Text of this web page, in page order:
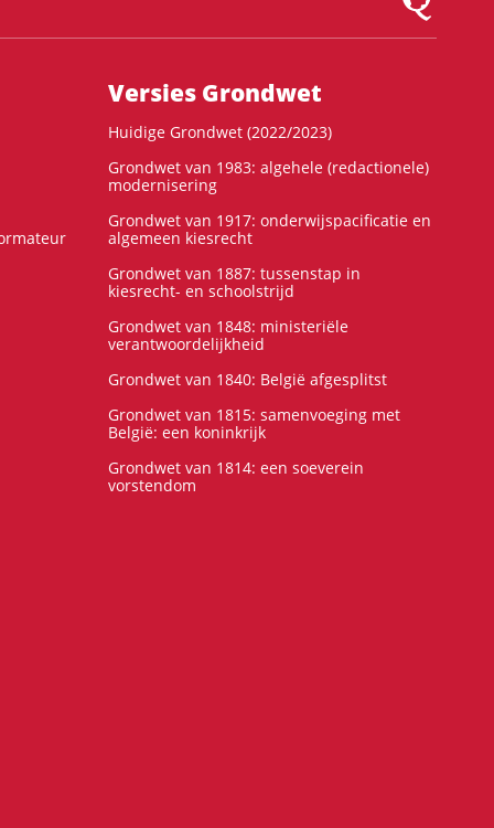
Versies Grondwet
Huidige Grondwet (2022/2023)
Grondwet van 1983: algehele (redactionele)
modernisering
Grondwet van 1917: onderwijspacificatie en
algemeen kiesrecht
Grondwet van 1887: tussenstap in
kiesrecht- en schoolstrijd
Grondwet van 1848: ministeriële
verantwoordelijkheid
Grondwet van 1840: België afgesplitst
Grondwet van 1815: samenvoeging met
België: een koninkrijk
Grondwet van 1814: een soeverein
vorstendom